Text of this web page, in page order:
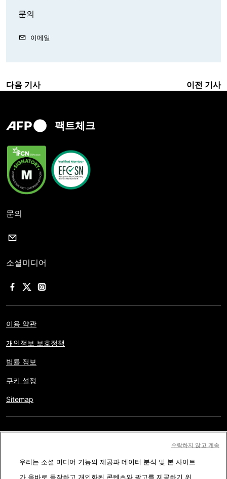
문의
이메일
다음 기사 이전 기사
팩트체크
문의
소셜미디어
이용 약관
개인정보 보호정책
법률 정보
쿠키 설정
Sitemap
AFP와 계약 없이 저작물의 일부나 전체를 복사, 출판, 방송하는 것은
우리는 소셜 미디어 기능의 제공과 데이터 분석 및 본 사이트
가 올바로 동작하고 개인화된 콘텐츠와 광고를 제공하기 위
수락하지 않고 계속